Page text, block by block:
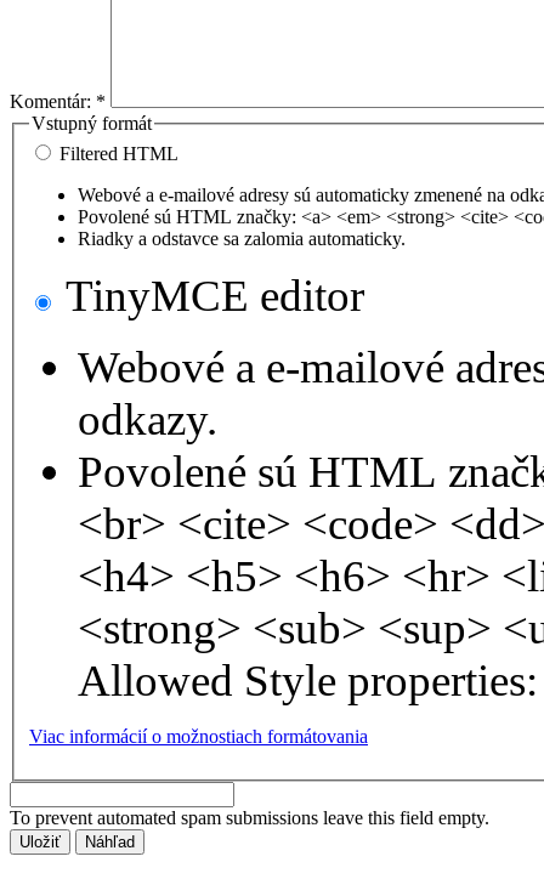
Komentár: *
Vstupný formát
Filtered HTML
Webové a e-mailové adresy sú automaticky zmenené na
Povolené sú HTML značky: <a> <em> <strong> <cite>
Riadky a odstavce sa zalomia automaticky.
TinyMCE editor
Webové a e-mailové
odkazy.
Povolené sú HTML
<br> <cite> <code>
<h4> <h5> <h6> <hr>
<strong> <sub> <sup>
Allowed Style
Viac informácií o možnostiach formátovania
To prevent automated spam submissions leave this field empty.